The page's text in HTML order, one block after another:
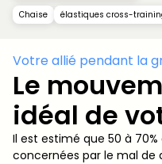
Chaise élastiques cross-
Votre allié pendant la
Le
idéal de
Il est estimé que 50 à
concernées par le mal de